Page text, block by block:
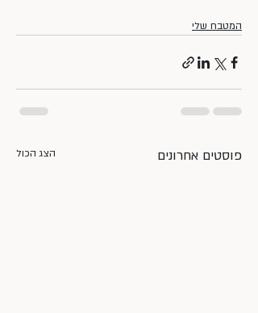
המטבח שלי
פוסטים אחרונים הצג הכול